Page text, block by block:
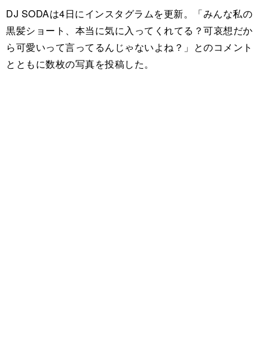
DJ SODAは4日にインスタグラムを更新。「みんな私の
黒髪ショート、本当に気に入ってくれてる？可哀想だか
ら可愛いって言ってるんじゃないよね？」とのコメント
とともに数枚の写真を投稿した。